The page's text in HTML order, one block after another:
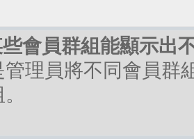
會員群組能顯示出
理員將不同會員群